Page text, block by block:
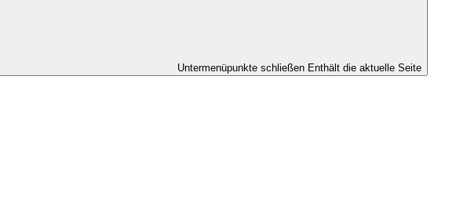
Untermenüpunkte schließen Enthält die aktuelle Seite